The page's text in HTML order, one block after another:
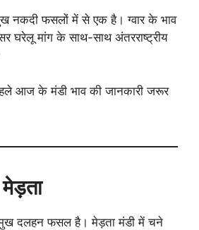
नकदी फसलों में से एक है। ग्वार के भाव
घरेलू मांग के साथ-साथ अंतरराष्ट्रीय
आज के मंडी भाव की जानकारी जरूर
दलहन फसल है। मेड़ता मंडी में चने